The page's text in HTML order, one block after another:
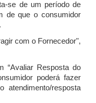
se de um período de
de que o consumidor
com o Fornecedor",
“Avaliar Resposta do
poderá fazer
atendimento/resposta